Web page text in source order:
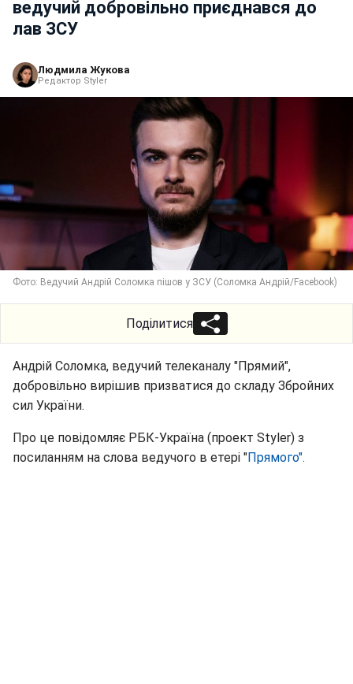
ведучий добровільно приєднався до
лав ЗСУ
Людмила Жукова
Редактор Styler
Фото: Ведучий Андрій Соломка пішов у ЗСУ (Соломка Андрій/Facebook)
Поділитися
Андрій Соломка, ведучий телеканалу "Прямий",
добровільно вирішив призватися до складу Збройних
сил України.
Про це повідомляє РБК-Україна (проект Styler) з
посиланням на слова ведучого в етері "Прямого".